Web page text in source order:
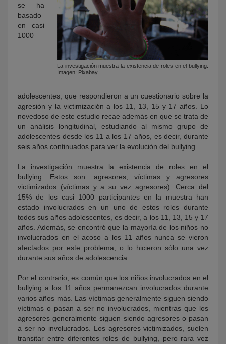
La investigación muestra la existencia de roles en el bullying.
Imagen: Pixabay
se ha
basado
en casi
1000
adolescentes, que respondieron a un cuestionario sobre la
agresión y la victimización a los 11, 13, 15 y 17 años. Lo
novedoso de este estudio recae además en que se trata de
un análisis longitudinal, estudiando al mismo grupo de
adolescentes desde los 11 a los 17 años, es decir, durante
seis años continuados para ver la evolución del bullying.
La investigación muestra la existencia de roles en el
bullying. Estos son: agresores, víctimas y agresores
victimizados (víctimas y a su vez agresores). Cerca del
15% de los casi 1000 participantes en la muestra han
estado involucrados en un uno de estos roles durante
todos sus años adolescentes, es decir, a los 11, 13, 15 y 17
años. Además, se encontró que la mayoría de los niños no
involucrados en el acoso a los 11 años nunca se vieron
afectados por este problema, o lo hicieron sólo una vez
durante sus años de adolescencia.
Por el contrario, es común que los niños involucrados en el
bullying a los 11 años permanezcan involucrados durante
varios años más. Las víctimas generalmente siguen siendo
víctimas o pasan a ser no involucrados, mientras que los
agresores generalmente siguen siendo agresores o pasan
a ser no involucrados. Los agresores victimizados, suelen
transitar entre diferentes roles de bullying, pero rara vez